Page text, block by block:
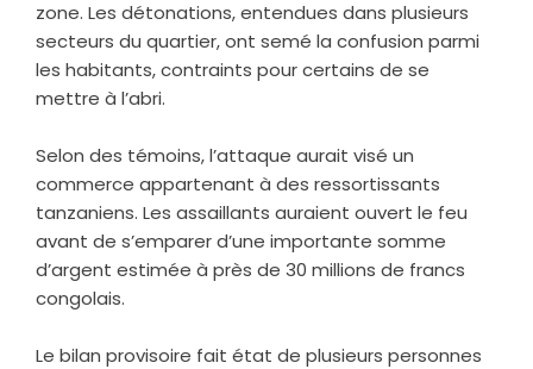
zone. Les détonations, entendues dans plusieurs
secteurs du quartier, ont semé la confusion parmi
les habitants, contraints pour certains de se
mettre à l’abri.
‎Selon des témoins, l’attaque aurait visé un
commerce appartenant à des ressortissants
tanzaniens. Les assaillants auraient ouvert le feu
avant de s’emparer d’une importante somme
d’argent estimée à près de 30 millions de francs
congolais.
‎Le bilan provisoire fait état de plusieurs personnes